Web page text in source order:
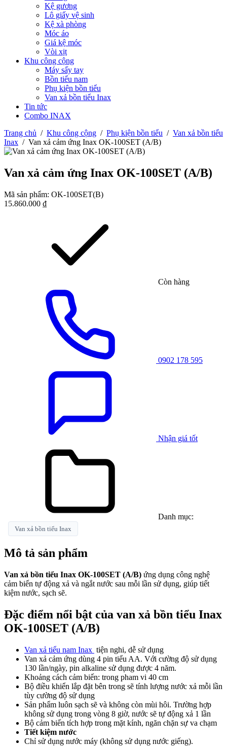
Kệ gương
Lô giấy vệ sinh
Kệ xà phòng
Móc áo
Giá kệ móc
Vòi xịt
Khu công cộng
Máy sấy tay
Bồn tiểu nam
Phụ kiện bồn tiểu
Van xả bồn tiểu Inax
Tin tức
Combo INAX
Trang chủ / Khu công cộng / Phụ kiện bồn tiểu / Van xả bồn tiểu
Inax / Van xả cảm ứng Inax OK-100SET (A/B)
Van xả cảm ứng Inax OK-100SET (A/B)
Mã sản phẩm: OK-100SET(B)
15.860.000 ₫
Còn hàng
0902 178 595
Nhận giá tốt
Danh mục:
Van xả bồn tiểu Inax
Mô tả sản phẩm
Van xả bồn tiểu Inax OK-100SET (A/B) ứng dụng công nghệ
cảm biến tự động xả và ngắt nước sau mỗi lần sử dụng, giúp tiết
kiệm nước, sạch sẽ.
Đặc điểm nổi bật của van xả bồn tiểu Inax
OK-100SET (A/B)
Van xả tiểu nam Inax tiện nghi, dễ sử dụng
Van xả cảm ứng dùng 4 pin tiểu AA. Với cường độ sử dụng
130 lần/ngày, pin alkaline sử dụng được 4 năm.
Khoảng cách cảm biến: trong pham vi 40 cm
Bộ điều khiển lắp đặt bên trong sẽ tính lượng nước xả mỗi lần
tùy cường độ sử dụng
Sản phẩm luôn sạch sẽ và không còn mùi hôi. Trường hợp
không sử dụng trong vòng 8 giờ, nước sẽ tự động xả 1 lần
Bộ cảm biến tích hợp trong mặt kính, ngăn chặn sự va chạm
Tiết kiệm nước
Chỉ sử dụng nước máy (không sử dụng nước giếng).